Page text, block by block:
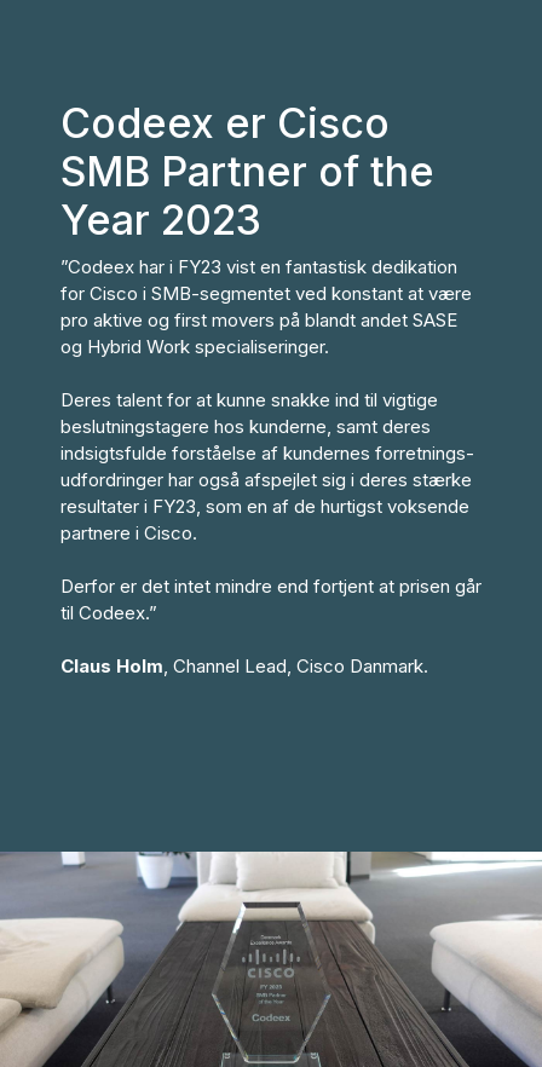
Codeex er Cisco
SMB Partner of the
Year 2023
”Codeex har i FY23 vist en fantastisk dedikation
for Cisco i SMB-segmentet ved konstant at være
pro aktive og first movers på blandt andet SASE
og Hybrid Work specialiseringer.
Deres talent for at kunne snakke ind til vigtige
beslutningstagere hos kunderne, samt deres
indsigtsfulde forståelse af kundernes forretnings-
udfordringer har også afspejlet sig i deres stærke
resultater i FY23, som en af de hurtigst voksende
partnere i Cisco.
Derfor er det intet mindre end fortjent at prisen går
til Codeex.”
Claus Holm, Channel Lead, Cisco Danmark.